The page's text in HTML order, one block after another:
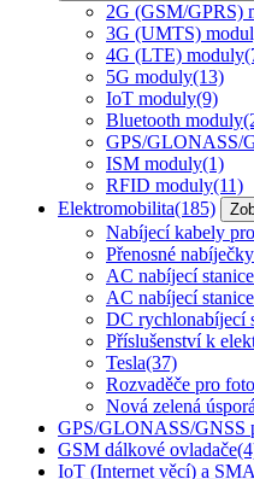
2G (GSM/GPRS)
3G (UMTS)
4G (LTE) moduly
5G moduly(13)
IoT moduly(9)
Bluetooth moduly
GPS/GLONASS/
ISM moduly(1)
RFID moduly(11)
Elektromobilita(185)
Nabíjecí kabely
Přenosné
AC nabíjecí
AC nabíjecí
DC rychlonabíjecí
Příslušenství k
Tesla(37)
Rozvaděče pro
Nová zelená
GPS/GLONASS/GNSS
GSM dálkové ovladače
IoT (Internet věcí) a